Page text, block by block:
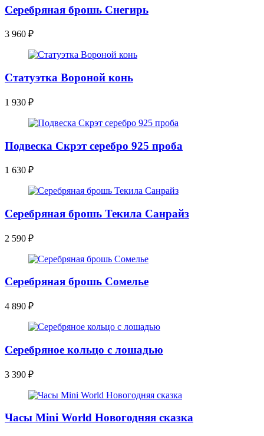
Серебряная брошь Снегирь
3 960 ₽
Статуэтка Вороной конь
1 930 ₽
Подвеска Скрэт серебро 925 проба
1 630 ₽
Серебряная брошь Текила Санрайз
2 590 ₽
Серебряная брошь Сомелье
4 890 ₽
Серебряное кольцо с лошадью
3 390 ₽
Часы Mini World Новогодняя сказка